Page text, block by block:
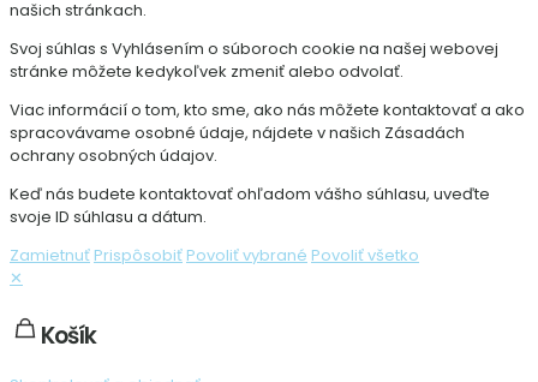
našich stránkach.
Svoj súhlas s Vyhlásením o súboroch cookie na našej webovej
stránke môžete kedykoľvek zmeniť alebo odvolať.
Viac informácií o tom, kto sme, ako nás môžete kontaktovať a ako
spracovávame osobné údaje, nájdete v našich Zásadách
ochrany osobných údajov.
Keď nás budete kontaktovať ohľadom vášho súhlasu, uveďte
svoje ID súhlasu a dátum.
Zamietnuť Prispôsobiť Povoliť vybrané Povoliť všetko
✕
Košík